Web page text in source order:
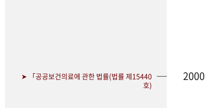
➤ 「공공보건의료에 관한 법률(법률 제15440
호)
2000